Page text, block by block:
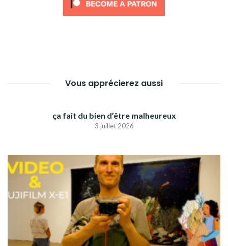
Vous apprécierez aussi
ça fait du bien d’être malheureux
3 juillet 2026